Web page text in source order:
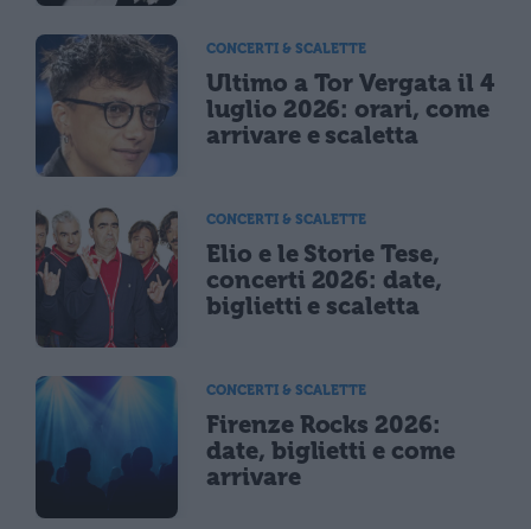
CONCERTI & SCALETTE
Ultimo a Tor Vergata il 4
luglio 2026: orari, come
arrivare e scaletta
CONCERTI & SCALETTE
Elio e le Storie Tese,
concerti 2026: date,
biglietti e scaletta
CONCERTI & SCALETTE
Firenze Rocks 2026:
date, biglietti e come
arrivare